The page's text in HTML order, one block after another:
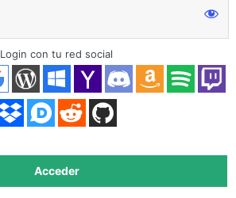
Acceder
Login con tu red social